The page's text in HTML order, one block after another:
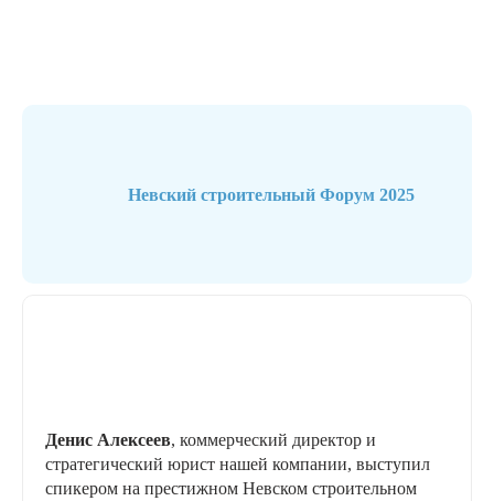
Невский строительный Форум 2025
Денис Алексеев, коммерческий директор и
стратегический юрист нашей компании, выступил
спикером на престижном Невском строительном